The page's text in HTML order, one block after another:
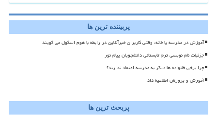
پربیننده ترین ها
آموزش در مدرسه یا خانه، وقتی کاربران خبرآنلاین در رابطه با هوم اسکول می گویند
جزئیات نام نویسی ترم تابستانی دانشجویان پیام نور
چرا برخی خانواده ها دیگر به مدرسه اعتماد ندارند؟
آموزش و پرورش اطلاعیه داد
پربحث ترین ها